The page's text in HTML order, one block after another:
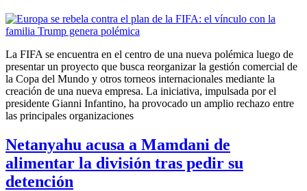
La FIFA se encuentra en el centro de una nueva polémica luego de
presentar un proyecto que busca reorganizar la gestión comercial de
la Copa del Mundo y otros torneos internacionales mediante la
creación de una nueva empresa. La iniciativa, impulsada por el
presidente Gianni Infantino, ha provocado un amplio rechazo entre
las principales organizaciones
Netanyahu acusa a Mamdani de
alimentar la división tras pedir su
detención